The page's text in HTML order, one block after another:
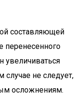
составляющей
перенесенного
увеличиваться
случае не следует,
осложнениям.